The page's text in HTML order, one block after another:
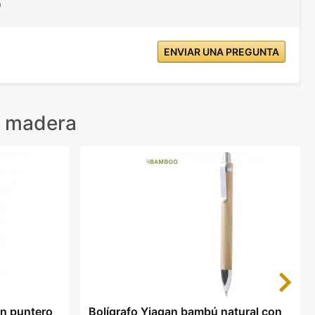
ENVIAR UNA PREGUNTA
puntero Bolígrafo Yiagan bambú natural con
Next